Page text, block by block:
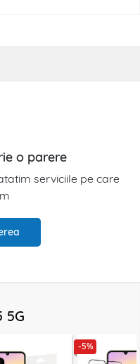
o parere
serviciile pe care
5G
-5%